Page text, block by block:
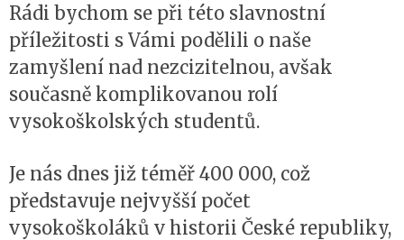
Rádi bychom se při této slavnostní
příležitosti s Vámi podělili o naše
zamyšlení nad nezcizitelnou, avšak
současně komplikovanou rolí
vysokoškolských studentů.
Je nás dnes již téměř 400 000, což
představuje nejvyšší počet
vysokoškoláků v historii České republiky,